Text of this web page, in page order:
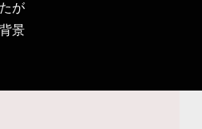
が
景